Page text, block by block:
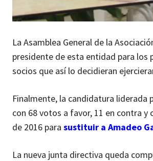
La Asamblea General de la
presidente de esta entidad para los
socios que así lo decidieran
Finalmente, la candidatura liderada
con 68 votos a favor, 11 en contra
de 2016 para sustituir a Amadeo
La nueva junta directiva queda